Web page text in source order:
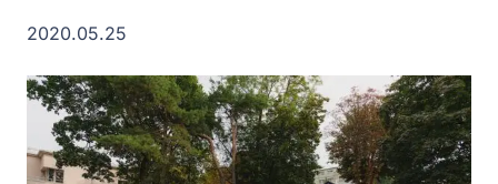
2020.05.25